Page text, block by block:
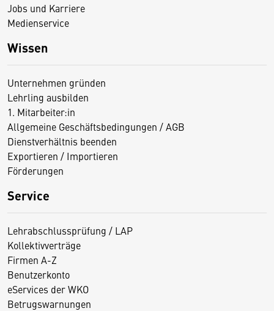
Jobs und Karriere
Medienservice
Wissen
Unternehmen gründen
Lehrling ausbilden
1. Mitarbeiter:in
Allgemeine Geschäftsbedingungen / AGB
Dienstverhältnis beenden
Exportieren / Importieren
Förderungen
Service
Lehrabschlussprüfung / LAP
Kollektivverträge
Firmen A-Z
Benutzerkonto
eServices der WKO
Betrugswarnungen